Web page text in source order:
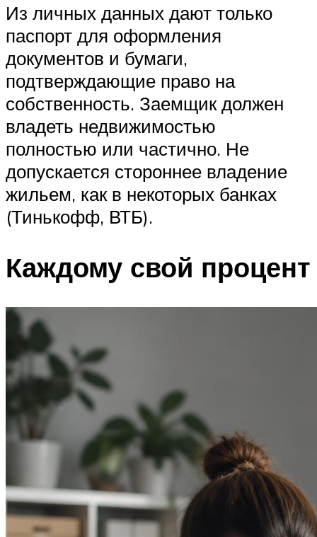
Из личных данных дают только
паспорт для оформления
документов и бумаги,
подтверждающие право на
собственность. Заемщик должен
владеть недвижимостью
полностью или частично. Не
допускается стороннее владение
жильем, как в некоторых банках
(Тинькофф, ВТБ).
Каждому свой процент